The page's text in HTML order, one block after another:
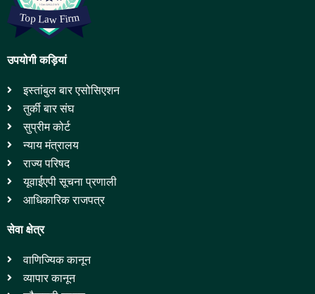
उपयोगी कड़ियां
इस्तांबुल बार एसोसिएशन
तुर्की बार संघ
सुप्रीम कोर्ट
न्याय मंत्रालय
राज्य परिषद
यूवाईएपी सूचना प्रणाली
आधिकारिक राजपत्र
सेवा क्षेत्र
वाणिज्यिक कानून
व्यापार कानून